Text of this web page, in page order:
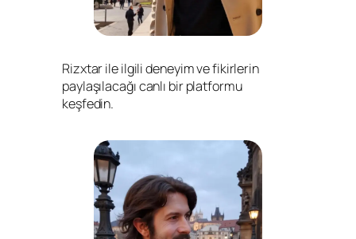
Rizxtar ile ilgili deneyim ve fikirlerin
paylaşılacağı canlı bir platformu
keşfedin.